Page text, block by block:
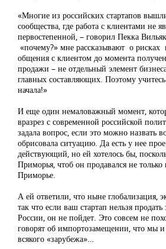
«Многие из российских стартапов
сообщества, где работа с клиентами не
первостепенной, – говорил Пекка
«почему?» мне рассказывают о рисках
общения с клиентом до момента
продажи – не отдельный элемент
главных составляющих. Поэтому
начала!»
И еще один немаловажный момент,
вразрез с современной российской
задала вопрос, если это можно назвать
обрисовала ситуацию. Да есть у нее
действующий, но ей хотелось бы,
Приморья, чтоб он продавался не
Приморье.
А ей ответили, что ныне глобализация,
так что если ваш стартап нельзя
России, он не пойдет. Это совсем не
говорят об импортозамещении, что мы и
всякого «зарубежа»…